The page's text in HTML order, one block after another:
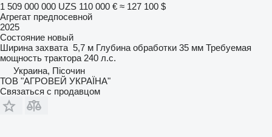
1 509 000 000 UZS 110 000 € ≈ 127 100 $
Агрегат предпосевной
2025
Состояние новый
Ширина захвата 5,7 м Глубина обработки 35 мм Требуемая
мощность трактора 240 л.с.
Украина, Пісочин
ТОВ "АГРОВЕЙ УКРАЇНА"
Связаться с продавцом